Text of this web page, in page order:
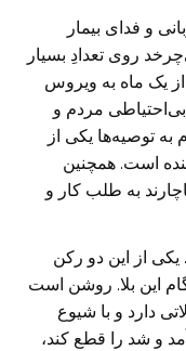
و فدای بیمار
روی تعدادِ بسیار
یک ماه به ویروس
مردم و
توصیه‌ها یکی از
است. همچنین
به طلب کار و
از این دو رکن
این بلا. روشن است
دارد و با شیوع
و شد را قطع کند،